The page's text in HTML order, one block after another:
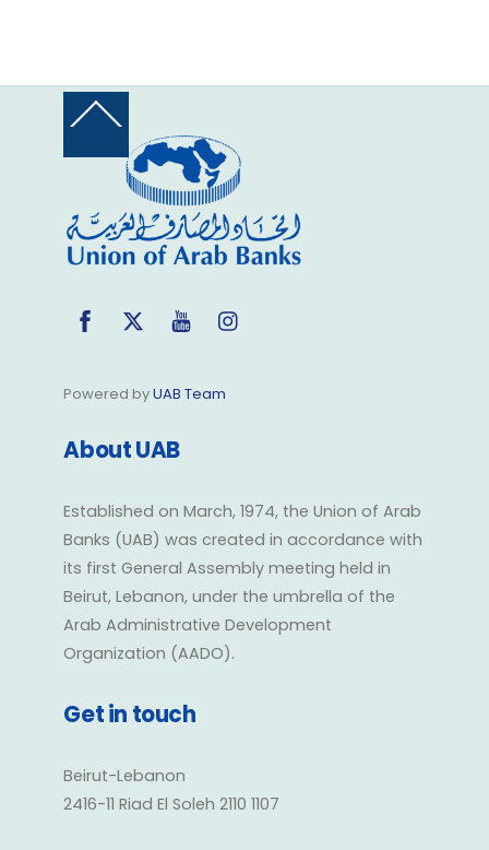
Back
Top
FacebookTwitter YouTube
Powered byUAB Team
About UAB
Established on March, 1974, the Union of Arab
Banks (UAB) was created in accordance with
its first General Assembly meeting held in
Beirut, Lebanon, under the umbrella of the
Arab Administrative Development
Organization (AADO).
Get in touch
Beirut-Lebanon
2416-11 Riad El Soleh 2110 1107